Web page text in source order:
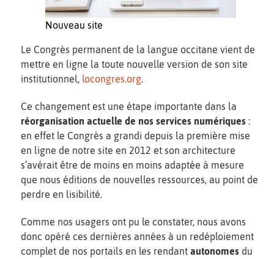
Nouveau site
Le Congrès permanent de la langue occitane vient de
mettre en ligne la toute nouvelle version de son site
institutionnel, locongres.org.
Ce changement est une étape importante dans la
réorganisation actuelle de nos services numériques :
en effet le Congrès a grandi depuis la première mise
en ligne de notre site en 2012 et son architecture
s’avérait être de moins en moins adaptée à mesure
que nous éditions de nouvelles ressources, au point de
perdre en lisibilité.
Comme nos usagers ont pu le constater, nous avons
donc opéré ces dernières années à un redéploiement
complet de nos portails en les rendant autonomes du